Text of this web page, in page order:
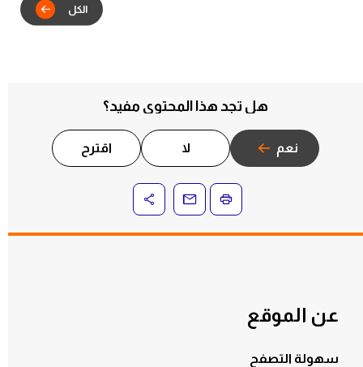
هل تجد هذا المحتوى مفيد؟
نعم لا اقترح
عن الموقع
سهولة التصفح